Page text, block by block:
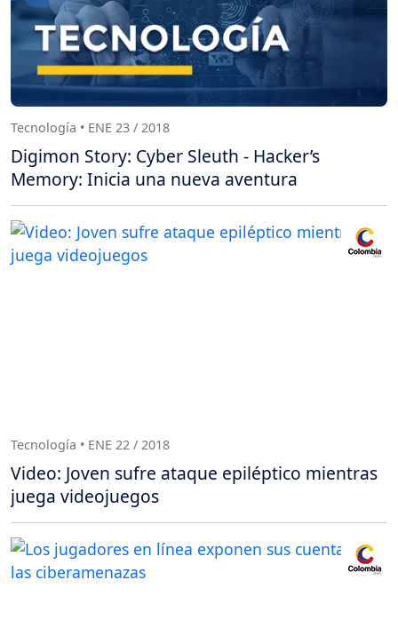
Tecnología • ENE 23 / 2018
Digimon Story: Cyber Sleuth - Hacker’s
Memory: Inicia una nueva aventura
Tecnología • ENE 22 / 2018
Video: Joven sufre ataque epiléptico mientras
juega videojuegos